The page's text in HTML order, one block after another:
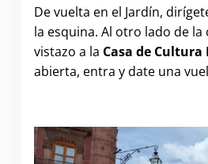
De vuelta en el Jardín,
la esquina. Al otro lado de la
vistazo a la Casa de Cultura
abierta, entra y date una